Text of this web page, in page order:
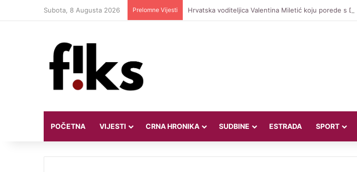
Subota, 8 Augusta 2026 Prelomne Vijesti Hrvatska voditeljica Valentina Miletić koju porede s
POČETNA VIJESTI CRNA HRONIKA SUDBINE ESTRADA SPORT